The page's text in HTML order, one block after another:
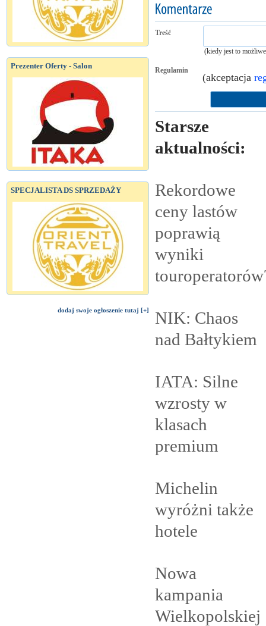
Prezenter Oferty - Salon
SPECJALISTA DS SPRZEDAŻY
dodaj swoje ogłoszenie tutaj [+]
Treść
(kiedy jest to
Regulamin
(akceptacja
Starsze
aktualności:
Rekordowe
ceny lastów
poprawią
wyniki
NIK: Chaos
nad Bałtykiem
IATA: Silne
wzrosty w
klasach
premium
Michelin
wyróżni także
hotele
Nowa
kampania
Wielkopolskiej